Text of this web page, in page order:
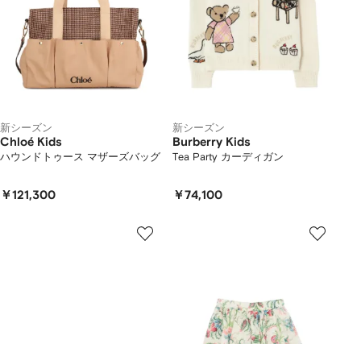
新シーズン
Chloé Kids
ハウンドトゥース マザーズバッグ
￥121,300
新シーズン
Burberry Kids
Tea Party カーディガン
￥74,100